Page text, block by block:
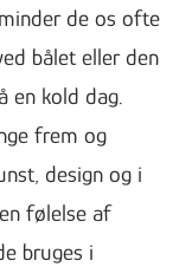
de os ofte
bålet eller den
en kold dag.
frem og
design og i
følelse af
bruges i